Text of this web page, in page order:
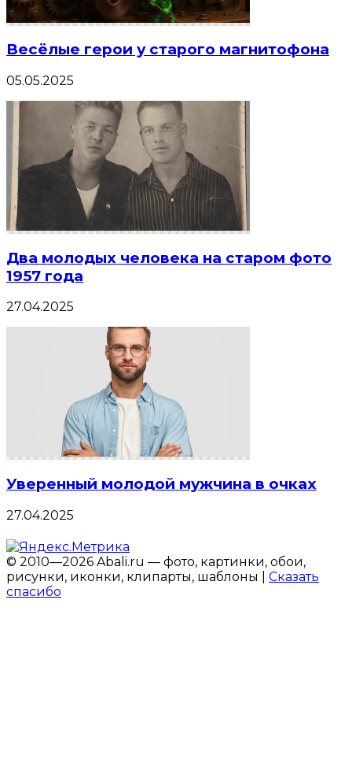
Весёлые герои у старого магнитофона
05.05.2025
Два молодых человека на старом фото
1957 года
27.04.2025
Уверенный молодой мужчина в очках
27.04.2025
© 2010—2026 Abali.ru — фото, картинки, обои,
рисунки, иконки, клипарты, шаблоны | Сказать
спасибо